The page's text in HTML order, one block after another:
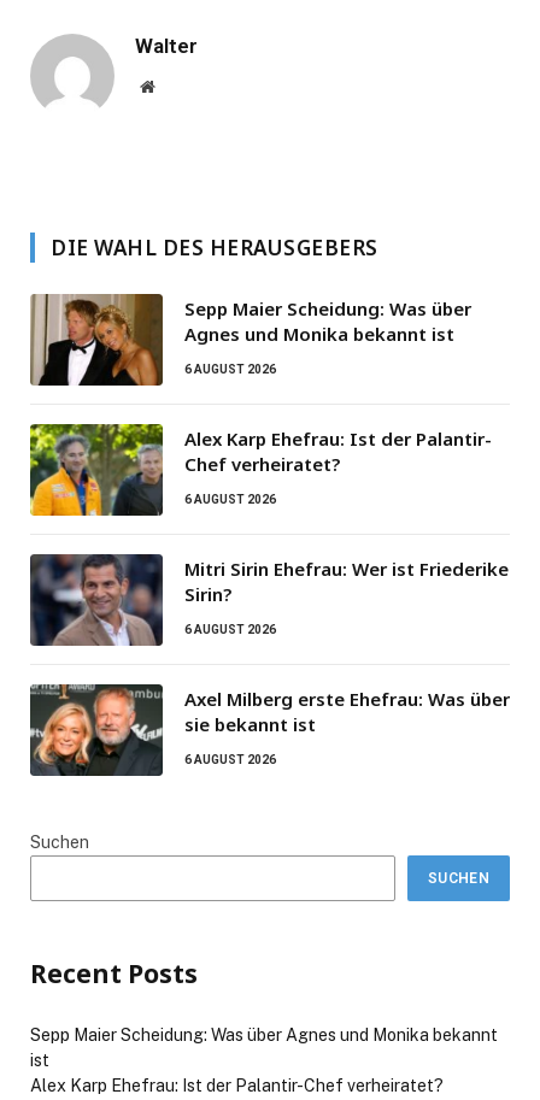
Walter
Website
DIE WAHL DES HERAUSGEBERS
Sepp Maier Scheidung: Was über
Agnes und Monika bekannt ist
6 AUGUST 2026
Alex Karp Ehefrau: Ist der Palantir-
Chef verheiratet?
6 AUGUST 2026
Mitri Sirin Ehefrau: Wer ist Friederike
Sirin?
6 AUGUST 2026
Axel Milberg erste Ehefrau: Was über
sie bekannt ist
6 AUGUST 2026
Suchen
SUCHEN
Recent Posts
Sepp Maier Scheidung: Was über Agnes und Monika bekannt
ist
Alex Karp Ehefrau: Ist der Palantir-Chef verheiratet?